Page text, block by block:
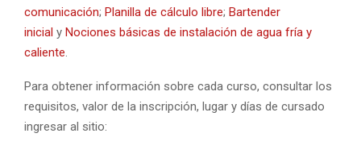
comunicación; Planilla de cálculo libre; Bartender
inicial y Nociones básicas de instalación de agua fría y
caliente.
Para obtener información sobre cada curso, consultar los
requisitos, valor de la inscripción, lugar y días de cursado
ingresar al sitio: